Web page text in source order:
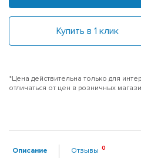
Купить в 1 клик
*Цена действительна только для
отличаться от цен в розничных
Описание Отзывы